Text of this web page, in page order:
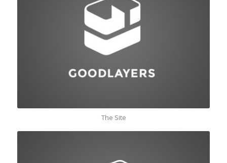
The Site